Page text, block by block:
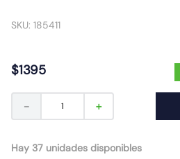
SKU: 185411
$1395
＋
－
Hay 37 unidades disponibles